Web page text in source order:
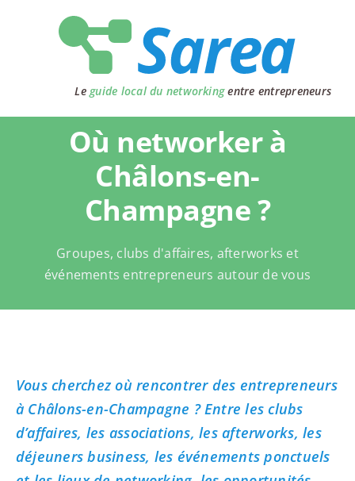
Le guide local du networkingentre entrepreneurs
Où networker à
Châlons-en-
Champagne ?
Groupes, clubs d'affaires, afterworks et
événements entrepreneurs autour de vous
Vous cherchez où rencontrer des entrepreneurs
à Châlons-en-Champagne ? Entre les clubs
d’affaires, les associations, les afterworks, les
déjeuners business, les événements ponctuels